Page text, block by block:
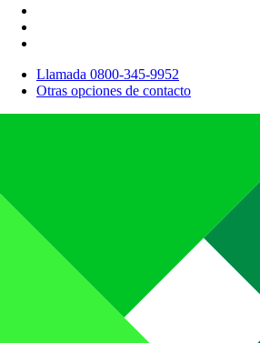
Llamada 0800-345-9952
Otras opciones de contacto